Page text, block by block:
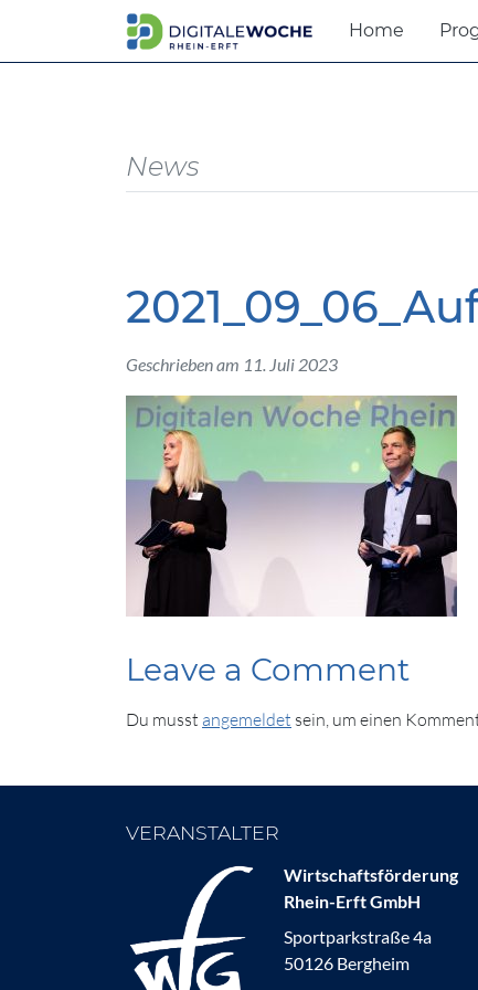
Home
News
Geschrieben am 11. Juli 2023
Leave a Comment
Du musst angemeldet sein, um einen
VERANSTALTER
Wirtschaftsförderung
Rhein-Erft GmbH
Sportparkstraße 4a
50126 Bergheim